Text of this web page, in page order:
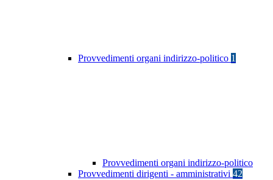
Provvedimenti organi indirizzo-politico 1
Provvedimenti organi indirizzo-politico
Provvedimenti dirigenti - amministrativi 42